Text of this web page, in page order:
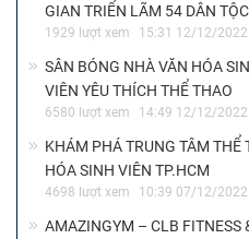
GIAN TRIỂN LÃM 54 DÂN
1929 lượt xem 15:31 12/12/2022
SÂN BÓNG NHÀ VĂN HÓA
VIÊN YÊU THÍCH THỂ THAO
6580 lượt xem 14:49 12/12/2022
KHÁM PHÁ TRUNG TÂM THỂ
HÓA SINH VIÊN TP.HCM
4698 lượt xem 10:39 07/12/2022
AMAZINGYM – CLB FITNESS